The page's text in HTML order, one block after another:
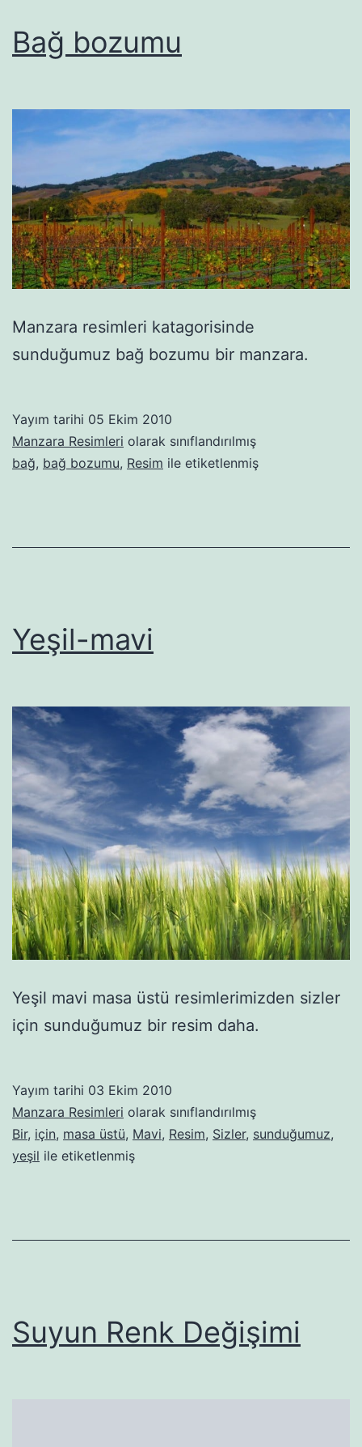
Bağ bozumu
Manzara resimleri katagorisinde
sunduğumuz bağ bozumu bir manzara.
Yayım tarihi 05 Ekim 2010
Manzara Resimleri olarak sınıflandırılmış
bağ, bağ bozumu, Resim ile etiketlenmiş
Yeşil-mavi
Yeşil mavi masa üstü resimlerimizden sizler
için sunduğumuz bir resim daha.
Yayım tarihi 03 Ekim 2010
Manzara Resimleri olarak sınıflandırılmış
Bir, için, masa üstü, Mavi, Resim, Sizler, sunduğumuz,
yeşil ile etiketlenmiş
Suyun Renk Değişimi